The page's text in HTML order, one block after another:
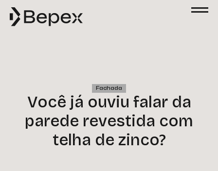
Fachada
Você já ouviu falar da
parede revestida com
telha de zinco?
Solicite um Orçamento
Email